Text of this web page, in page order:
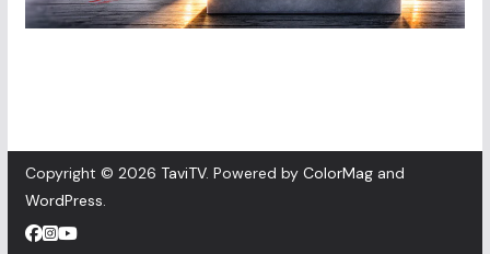
Copyright © 2026 TaviTV. Powered by ColorMagand
WordPress.